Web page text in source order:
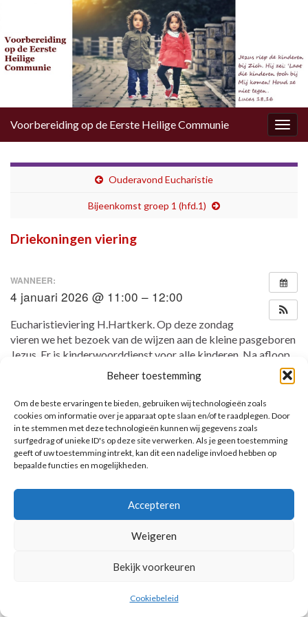
Beheer toestemming
Om de beste ervaringen te bieden, gebruiken wij technologieën zoals
cookies om informatie over je apparaat op te slaan en/of te raadplegen. Door
in te stemmen met deze technologieën kunnen wij gegevens zoals
surfgedrag of unieke ID's op deze site verwerken. Als je geen toestemming
geeft of uw toestemming intrekt, kan dit een nadelige invloed hebben op
bepaalde functies en mogelijkheden.
Accepteren
Weigeren
Bekijk voorkeuren
Cookiebeleid
Voorbereiding op de Eerste Heilige Communie
Ouderavond Eucharistie
Bijeenkomst groep 1 (hfd.1)
Driekoningen viering
WANNEER:
4 januari 2026 @ 11:00 – 12:00
Eucharistieviering H.Hartkerk. Op deze zondag
vieren we het bezoek van de wijzen aan de kleine pasgeboren
Jezus. Er is kinderwoorddienst voor alle kinderen. Na afloop
van de viering is er koffie met driekoningen koek. De drie
kinderen die een boon in hun koek(cake) vinden, mogen die
dag koning(in) zijn!
AANKOMENDE ACTIVITEITEN
Geen activiteiten.